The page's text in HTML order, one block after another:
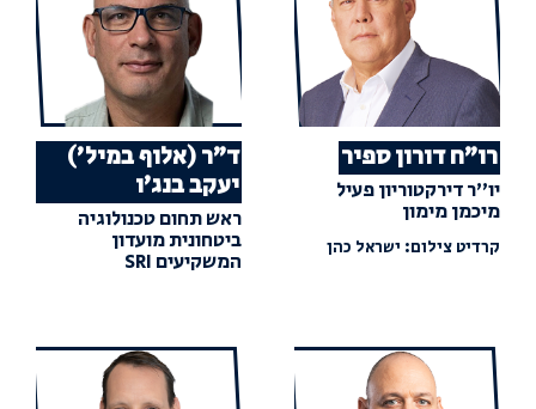
רו"ח דורון ספיר
יו"ר דירקטוריון פעיל
מיכמן מימון
קרדיט צילום: ישראל כהן
ד"ר (אלוף במיל׳)
יעקב בנג'ו
ראש תחום טכנולוגיה
ביטחונית מועדון
המשקיעים SRI